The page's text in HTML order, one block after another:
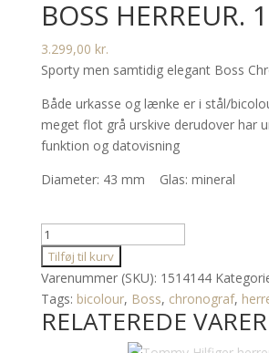
BOSS HERREUR.
3.299,00 kr.
Sporty men samtidig elegant Boss
Både urkasse og lænke er i stål/
meget flot grå urskive derudover har
funktion og datovisning
Diameter: 43 mm Glas: mineral
Boss
herreur.
1514144
antal
Tilføj til kurv
Varenummer (SKU): 1514144
Tags: bicolour, Boss, chronograf,
RELATEREDE VARER